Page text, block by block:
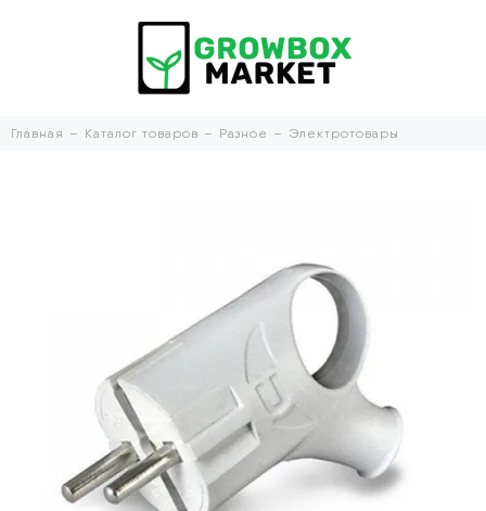
Главная Каталог товаров Разное Электротовары